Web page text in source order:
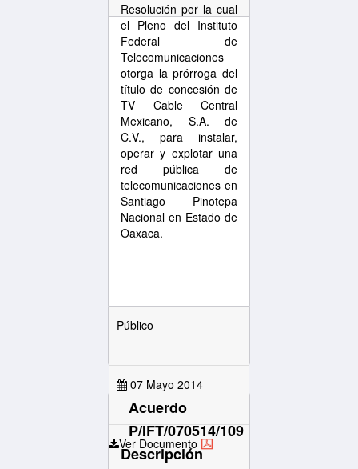
Resolución por la cual
el Pleno del Instituto
Federal de
Telecomunicaciones
otorga la prórroga del
título de concesión de
TV Cable Central
Mexicano, S.A. de
C.V., para instalar,
operar y explotar una
red pública de
telecomunicaciones en
Santiago Pinotepa
Nacional en Estado de
Oaxaca.
Público
07 Mayo 2014
Ver Documento
Acuerdo
P/IFT/070514/109
Descripción